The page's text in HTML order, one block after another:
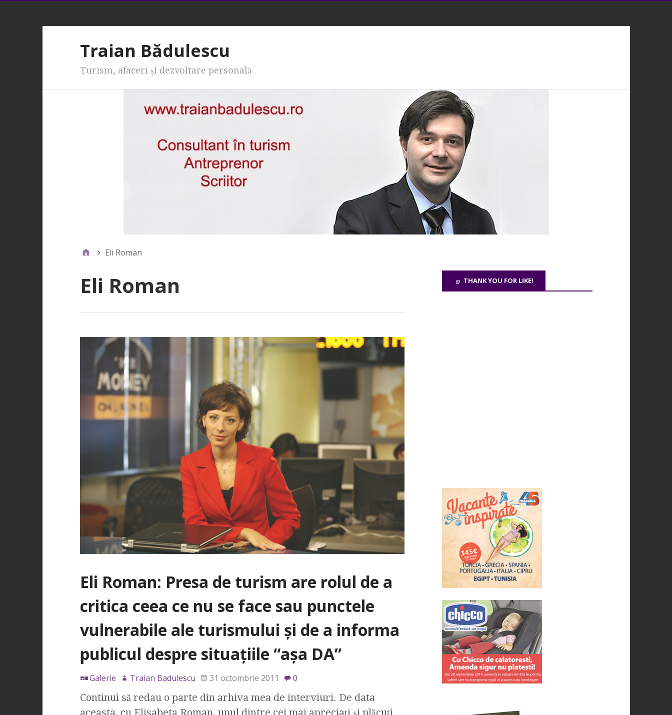
Traian Bădulescu
Turism, afaceri şi dezvoltare personală
Eli Roman
Eli Roman
Eli Roman: Presa de turism are rolul de a
critica ceea ce nu se face sau punctele
vulnerabile ale turismului şi de a informa
publicul despre situaţiile “aşa DA”
Galerie Traian Badulescu 31 octombrie 2011 0
Continui să redau o parte din arhiva mea de interviuri. De data
aceasta, cu Elisabeta Roman, unul dintre cei mai apreciaţi şi plăcuţi
THANK YOU FOR LIKE!